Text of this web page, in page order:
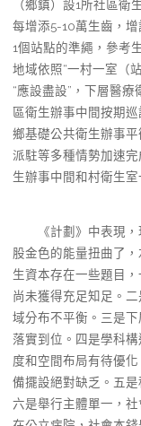
（鄉鎮）設1所社區衛
每增添5-10萬生齒，
1個站點的準繩，參考
地域依照“一村一室（
“應設盡設”，下層醫
區衛生辦事中間按期
鄉基礎公共衛生辦事
派駐等多種情勢加速
生辦事中間和村衛生
《計劃》中表現，
股金色的能量扭曲了
生資本存在一些題目
尚未獲得充足知足。
域分布不平衡。三是
落實到位。四是學科
度和空間布局有待優
備擺設絕對缺乏。五
六是舉行主體單一，